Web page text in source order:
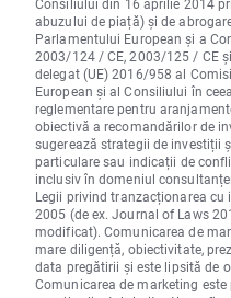
Consiliului din 16 aprilie 2014
abuzului de piață) și de
Parlamentului European și a
2003/124 / CE, 2003/125 / CE
delegat (UE) 2016/958 al
European și al Consiliului în
reglementare pentru
obiectivă a recomandărilor de
sugerează strategii de investiții
particulare sau indicații de
inclusiv în domeniul
Legii privind tranzacționarea
2005 (de ex. Journal of Laws
modificat). Comunicarea de
mare diligență, obiectivitate,
data pregătirii și este lipsită de
Comunicarea de marketing